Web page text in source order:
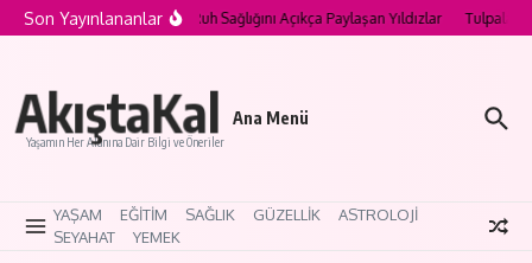
İçeriğe atla
Son Yayınlananlar
Kırılgan Kalpleri: Ruh Sağlığını Açıkça Paylaşan Yıldızlar Tulpalar
AkıştaKal
Yaşamın Her Alanına Dair Bilgi ve Öneriler
Ana Menü
YAŞAM EĞİTİM SAĞLIK GÜZELLİK
ASTROLOJİ
SEYAHAT
YEMEK